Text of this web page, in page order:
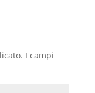
I campi